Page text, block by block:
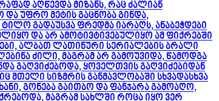
აღწევდა მიზანს, რაც ძალიან
და უფრო მეტის გაცნობა გინდა,
გადაუსვა ფრედმა იარაღს, ანაბეჭდები
და არ ამოტივტივებულიყო ამ ფიქრებში
ალბათ ლათინური სერიალების ბრალი
ძილი, მაგრამ არ გამოუვიდა, წამოდგა
გაღვიძებოდა, ყოველთვის გაღვიძებიდან
მთელი სიზმრის განმავლობაში სხვადასხვა
გონება გაითბო და ფანჯარა გამოაღო,
მაგრამ სახლში როცა იყო ვერ